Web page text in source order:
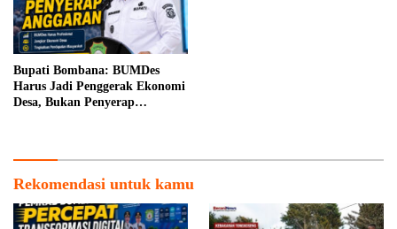
Bupati Bombana: BUMDes
Harus Jadi Penggerak Ekonomi
Desa, Bukan Penyerap
Rekomendasi untuk kamu